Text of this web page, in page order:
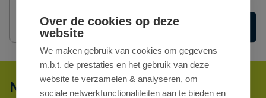
vanaf € 37.836 7.323 m² - 39.727 m²
Niet gevonden wat u zocht?
Over de cookies op deze
website
We maken gebruik van cookies om gegevens
m.b.t. de prestaties en het gebruik van deze
website te verzamelen & analyseren, om
sociale netwerkfunctionaliteiten aan te bieden en